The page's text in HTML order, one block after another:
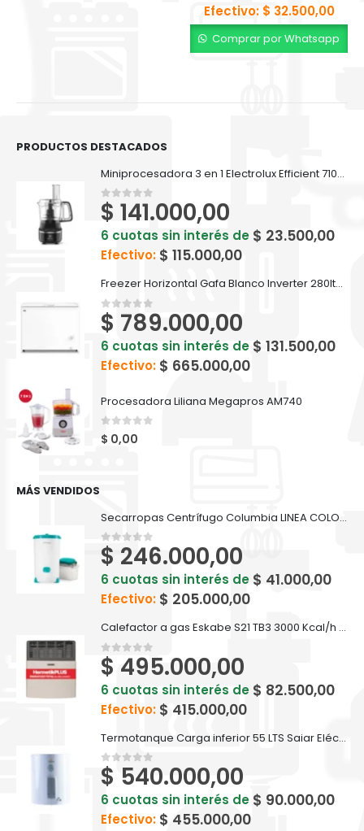
Efectivo: $ 32.500,00
Comprar por Whatsapp
PRODUCTOS DESTACADOS
Miniprocesadora 3 en 1 Electrolux Efficient 710ml EFP500
0out of 5
$ 141.000,00
6 cuotas sin interés de $ 23.500,00
Efectivo: $ 115.000,00
Freezer Horizontal Gafa Blanco Inverter 280lts FGHI300B-L
0out of 5
$ 789.000,00
6 cuotas sin interés de $ 131.500,00
Efectivo: $ 665.000,00
Procesadora Liliana Megapros AM740
0 out of 5
$ 0,00
MÁS VENDIDOS
Secarropas Centrífugo Columbia LINEA COLORS 5,5 kg de capacidad
0out of 5
$ 246.000,00
6 cuotas sin interés de $ 41.000,00
Efectivo: $ 205.000,00
Calefactor a gas Eskabe S21 TB3 3000 Kcal/h Tiro Balanceado
0out of 5
$ 495.000,00
6 cuotas sin interés de $ 82.500,00
Efectivo: $ 415.000,00
Termotanque Carga inferior 55 LTS Saiar Eléctrico - TECC055ESAK2
0out of 5
$ 540.000,00
6 cuotas sin interés de $ 90.000,00
Efectivo: $ 455.000,00